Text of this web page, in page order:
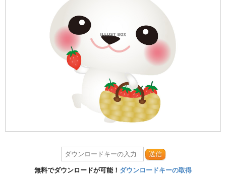
送信
無料でダウンロードが可能！ ダウンロードキーの取得